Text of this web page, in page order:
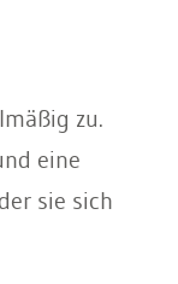
zu.
eine
sie sich